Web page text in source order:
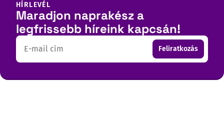
HÍRLEVÉL
Maradjon naprakész a
legfrissebb híreink kapcsán!
Email Feliratkozás